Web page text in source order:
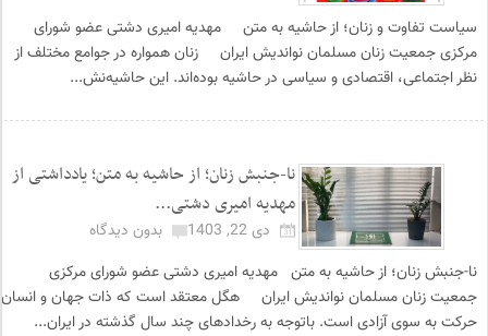
سیاست تفاوت و زنان؛ از حاشیه به متن مهدیه امیری دشتی عضو شورای
مرکزی جمعیت زنان مسلمان نواندیش ایران زنان همواره در جوامع مختلف از
نظر اجتماعی، اقتصادی و سیاسی در حاشیه بوده‌اند. این حاشیه‌نش...
نا-جنبش زنان؛ از حاشیه به متن؛ یادداشتی از
مهدیه امیری دشتی...
دی 22, 1403
بدون دیدگاه
نا-جنبش زنان؛ از حاشیه به متن مهدیه امیری دشتی عضو شورای مرکزی
جمعیت زنان مسلمان نواندیش ایران هگل معتقد است که ذات جهان و انسان
حرکت به سوی آزادی است. باتوجه به رخدادهای چند سال گذشته در ایران...